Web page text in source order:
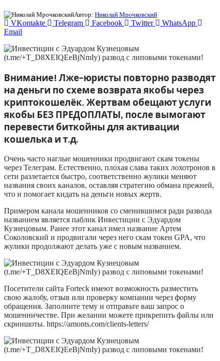
Автор: Николай Мрочковский
VKontakte Telegram Facebook Twitter
WhatsApp
Email
Внимание! Лже-юристы повторно разводят
на деньги по схеме возврата якобы через
криптокошелёк. Жертвам обещают услуги
якобы БЕЗ ПРЕДОПЛАТЫ, после вымогают
перевести биткойны для активации
кошелька и т.д.
Очень часто наглые мошенники продвигают скам токены
через Телеграм. Естественно, плохая слава таких лохотронов в
сети разлетается быстро, соответственно жулики меняют
названия своих каналов, оставляя стратегию обмана прежней,
что и помогает кидать на деньги новых жертв.
Примером канала мошенников со сменившимся ради развода
названием является паблик Инвестиции с Эдуардом
Кузнецовым. Ранее этот канал имел название Артем
Соколовский и продвигали через него скам токен GPA, что
жулики продолжают делать уже с новым названием.
Посетители сайта Forteck имеют возможность разместить
свою жалобу, отзыв или проверку компании через форму
обращения. Заполните тему и отправьте ваш запрос о
мошенничестве. При желании можете прикрепить файлы или
скриншоты. https://amonts.com/clients-letters/